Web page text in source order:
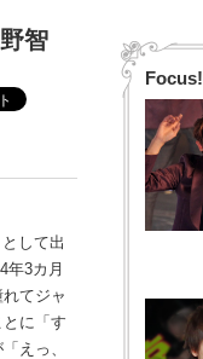
智
して出
年3カ月
てジャ
に「す
えっ、
Focus!